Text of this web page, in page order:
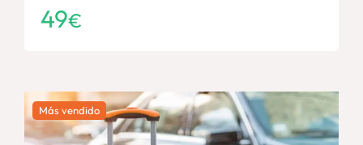
49€
Más vendido